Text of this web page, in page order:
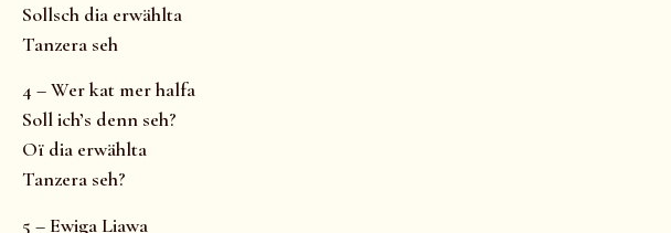
Sollsch dia erwählta
Tanzera seh
4 – Wer kat mer halfa
Soll ich’s denn seh?
Oï dia erwählta
Tanzera seh?
5 – Ewiga Liawa